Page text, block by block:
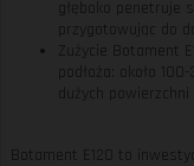
głęboko penetruje
przygotowując do
Zużycie Botament
podłoża: około
dużych
Botament E120 to